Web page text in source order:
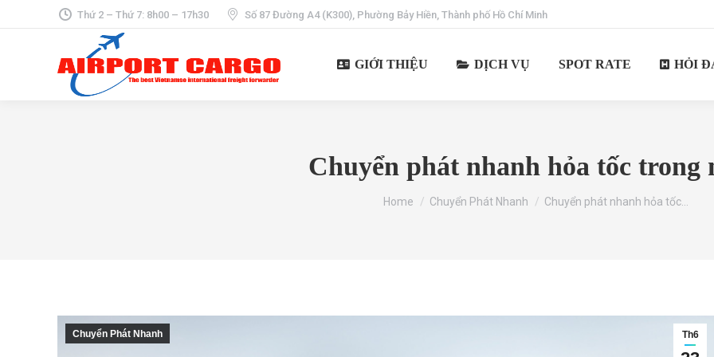
Thứ 2 – Thứ 7: 8h00 – 17h30 Số 87 Đường A4 (K300), Phường Bảy Hiền, Thành phố Hồ Chí Minh
GIỚI THIỆU DỊCH VỤ SPOT RATE HỎI
Chuyển phát nhanh hỏa tốc trong
You are here:
Home Chuyển Phát Nhanh Chuyển phát nhanh hỏa tốc…
Th6
Chuyển Phát Nhanh